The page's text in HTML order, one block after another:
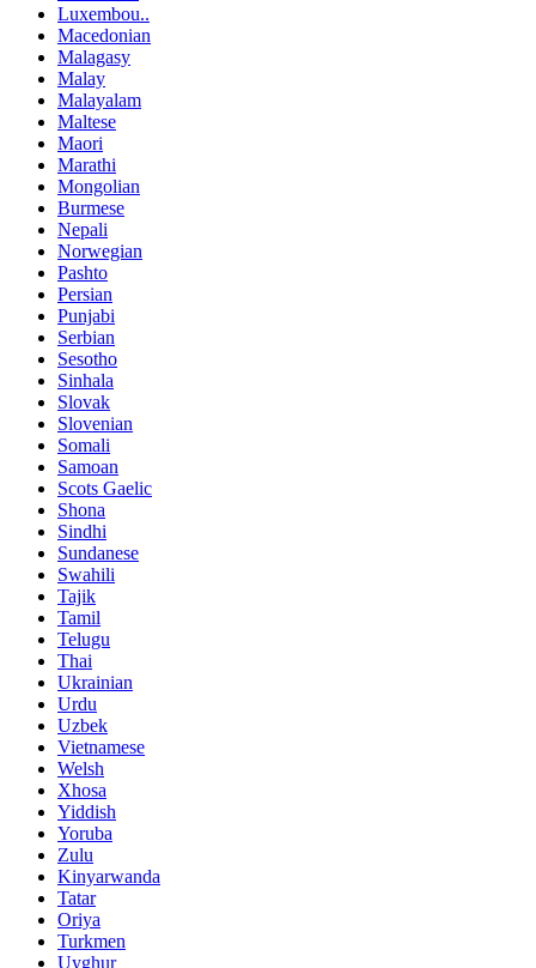
Luxembou..
Macedonian
Malagasy
Malay
Malayalam
Maltese
Maori
Marathi
Mongolian
Burmese
Nepali
Norwegian
Pashto
Persian
Punjabi
Serbian
Sesotho
Sinhala
Slovak
Slovenian
Somali
Samoan
Scots Gaelic
Shona
Sindhi
Sundanese
Swahili
Tajik
Tamil
Telugu
Thai
Ukrainian
Urdu
Uzbek
Vietnamese
Welsh
Xhosa
Yiddish
Yoruba
Zulu
Kinyarwanda
Tatar
Oriya
Turkmen
Uyghur